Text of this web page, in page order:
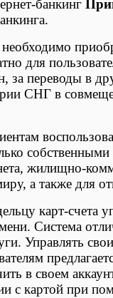
банкинг
для
за переводы в
СНГ в
жилищно-
а также для
карт-счета
Система
Управлять
в своем
с картой при